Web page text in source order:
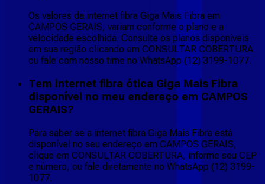
Os valores da internet fibra Giga Mais Fibra em
CAMPOS GERAIS, variam conforme o plano e a
velocidade escolhida. Consulte os planos disponíveis
em sua região clicando em CONSULTAR COBERTURA
ou fale com nosso time no WhatsApp (12) 3199-1077.
Tem internet fibra ótica Giga Mais Fibra
disponível no meu endereço em CAMPOS
GERAIS?
Para saber se a internet fibra Giga Mais Fibra está
disponível no seu endereço em CAMPOS GERAIS,
clique em CONSULTAR COBERTURA, informe seu CEP
e número, ou fale diretamente no WhatsApp (12) 3199-
1077.